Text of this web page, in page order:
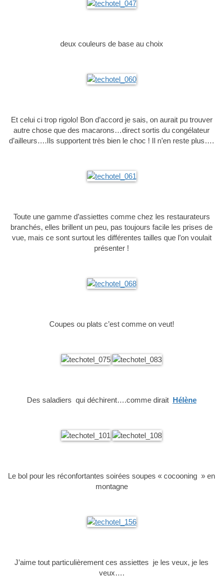
deux couleurs de base au choix
Et celui ci trop rigolo! Bon d’accord je sais, on aurait pu trouver
autre chose que des macarons…direct sortis du congélateur
d’ailleurs….Ils supportent très bien le choc ! Il n’en reste plus….
Toute une gamme d’assiettes comme chez les restaurateurs
branchés, elles brillent un peu, pas toujours facile les prises de
vue, mais ce sont surtout les différentes tailles que l’on voulait
présenter !
Coupes ou plats c’est comme on veut!
Des saladiers qui déchirent….comme dirait Hélène
Le bol pour les réconfortantes soirées soupes « cocooning » en
montagne
J’aime tout particulièrement ces assiettes je les veux, je les
veux….